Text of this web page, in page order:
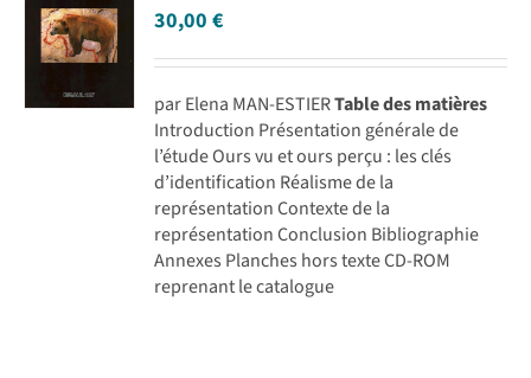
30,00€
par Elena MAN-ESTIERTable des matières
Introduction Présentation générale de
l’étude Ours vu et ours perçu : les clés
d’identification Réalisme de la
représentation Contexte de la
représentation Conclusion Bibliographie
Annexes Planches hors texte CD-ROM
reprenant le catalogue